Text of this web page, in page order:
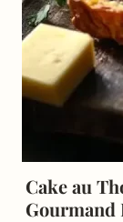
Cake au
Gourmand